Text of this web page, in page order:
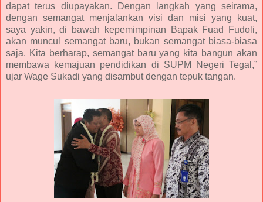
dapat terus diupayakan. Dengan langkah yang seirama,
dengan semangat menjalankan visi dan misi yang kuat,
saya yakin, di bawah kepemimpinan Bapak Fuad Fudoli,
akan muncul semangat baru, bukan semangat biasa-biasa
saja. Kita berharap, semangat baru yang kita bangun akan
membawa kemajuan pendidikan di SUPM Negeri Tegal,”
ujar Wage Sukadi yang disambut dengan tepuk tangan.